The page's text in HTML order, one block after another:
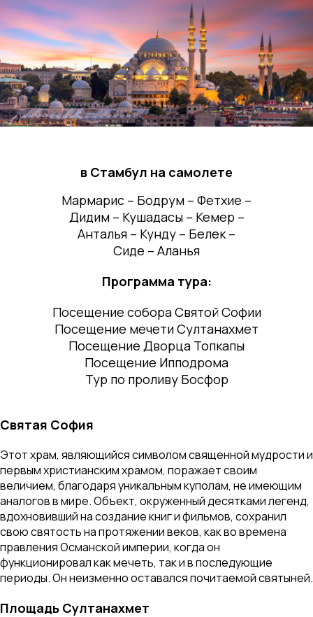
в Стамбул на самолете
Мармарис – Бодрум – Фетхие –
Дидим – Кушадасы – Кемер –
Анталья – Кунду – Белек –
Сиде – Аланья
Программа тура:
Посещение собора Святой Софии
Посещение мечети Султанахмет
Посещение Дворца Топкапы
Посещение Ипподрома
Тур по проливу Босфор
Святая София
Этот храм, являющийся символом священной мудрости и
первым христианским храмом, поражает своим
величием, благодаря уникальным куполам, не имеющим
аналогов в мире. Объект, окруженный десятками легенд,
вдохновивший на создание книг и фильмов, сохранил
свою святость на протяжении веков, как во времена
правления Османской империи, когда он
функционировал как мечеть, так и в последующие
периоды. Он неизменно оставался почитаемой святыней.
Площадь Султанахмет